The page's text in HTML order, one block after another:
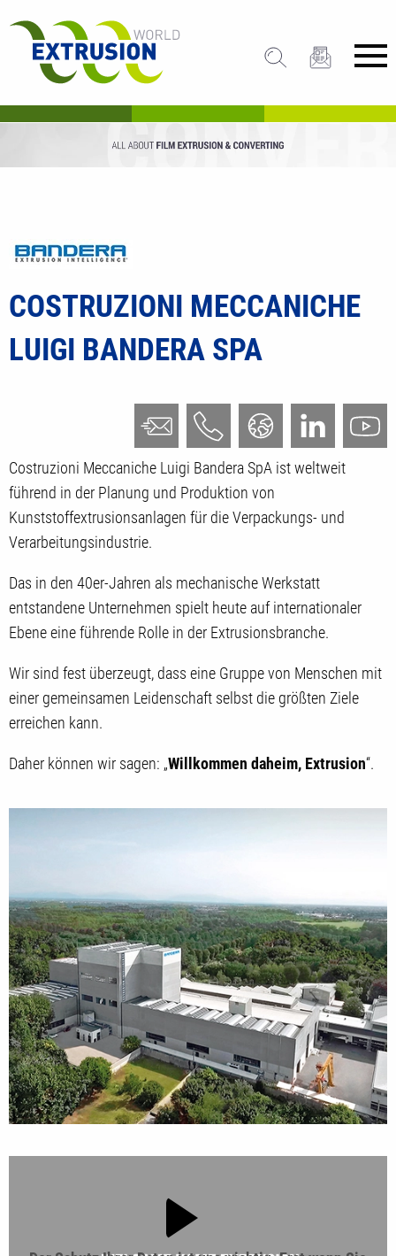
COSTRUZIONI MECCANICHE
LUIGI BANDERA SPA
Costruzioni Meccaniche Luigi Bandera SpA ist weltweit
führend in der Planung und Produktion von
Kunststoffextrusionsanlagen für die Verpackungs- und
Verarbeitungsindustrie.
Das in den 40er-Jahren als mechanische Werkstatt
entstandene Unternehmen spielt heute auf internationaler
Ebene eine führende Rolle in der Extrusionsbranche.
Wir sind fest überzeugt, dass eine Gruppe von Menschen mit
einer gemeinsamen Leidenschaft selbst die größten Ziele
erreichen kann.
Daher können wir sagen: „Willkommen daheim, Extrusion“.